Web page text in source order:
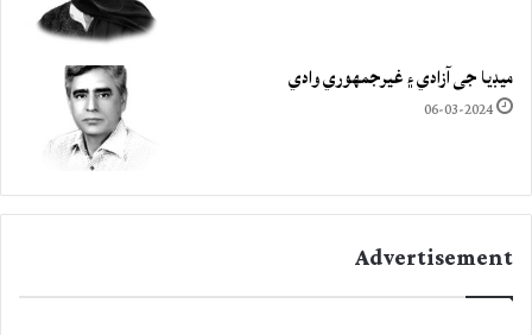
ميڊيا جي آزادي ۽ غيرجمھوري وادي
06-03-2024
Advertisement